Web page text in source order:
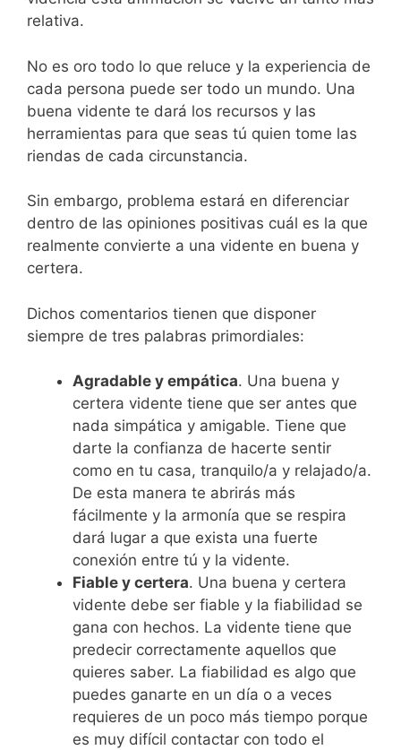
relativa.
No es oro todo lo que reluce y la experiencia de
cada persona puede ser todo un mundo. Una
buena vidente te dará los recursos y las
herramientas para que seas tú quien tome las
riendas de cada circunstancia.
Sin embargo, problema estará en diferenciar
dentro de las opiniones positivas cuál es la que
realmente convierte a una vidente en buena y
certera.
Dichos comentarios tienen que disponer
siempre de tres palabras primordiales:
Agradable y empática. Una buena y
certera vidente tiene que ser antes que
nada simpática y amigable. Tiene que
darte la confianza de hacerte sentir
como en tu casa, tranquilo/a y relajado/a.
De esta manera te abrirás más
fácilmente y la armonía que se respira
dará lugar a que exista una fuerte
conexión entre tú y la vidente.
Fiable y certera. Una buena y certera
vidente debe ser fiable y la fiabilidad se
gana con hechos. La vidente tiene que
predecir correctamente aquellos que
quieres saber. La fiabilidad es algo que
puedes ganarte en un día o a veces
requieres de un poco más tiempo porque
es muy difícil contactar con todo el